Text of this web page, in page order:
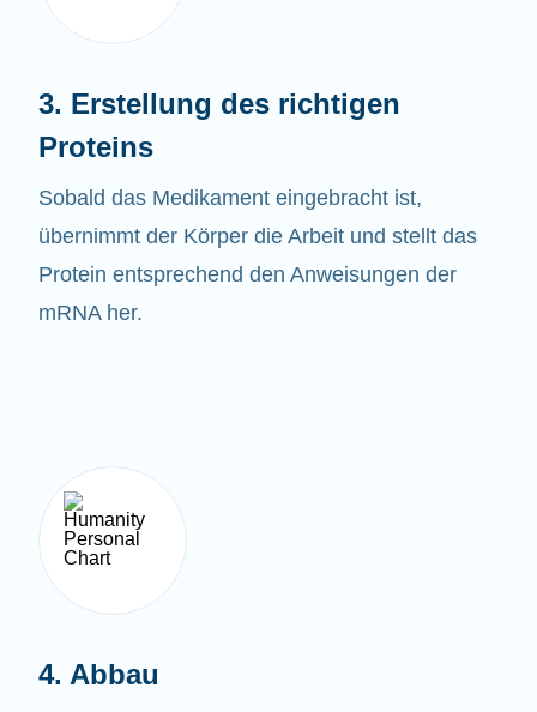
3. Erstellung des richtigen
Proteins
Sobald das Medikament eingebracht ist,
übernimmt der Körper die Arbeit und stellt das
Protein entsprechend den Anweisungen der
mRNA her.
4. Abbau